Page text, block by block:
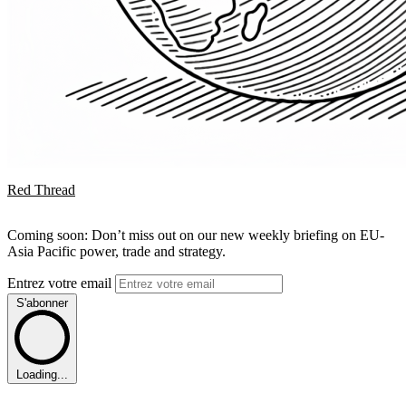
Red Thread
Coming soon: Don’t miss out on our new weekly briefing on EU-
Asia Pacific power, trade and strategy.
Entrez votre email
S'abonner
Loading...